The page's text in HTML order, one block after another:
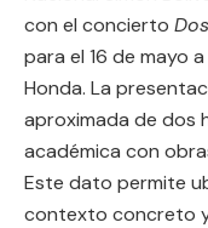
con el concierto
para el 16 de mayo
Honda. La
aproximada de dos
académica con
Este dato permite
contexto concreto